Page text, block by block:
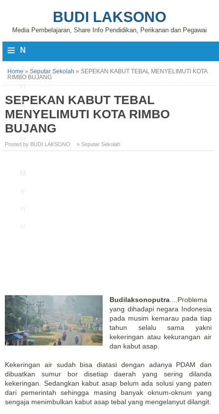
BUDI LAKSONO
Media Pembelajaran, Share Info Pendidikan, Perikanan dan Pegawai
≡ N
vi
g
a
Home » Seputar Sekolah » SEPEKAN KABUT TEBAL MENYELIMUTI KOTA
RIMBO BUJANG
SEPEKAN KABUT TEBAL
MENYELIMUTI KOTA RIMBO
BUJANG
Posted by BUDI LAKSONO » Seputar Sekolah
Budilaksonoputra ....Problema
yang dihadapi negara Indonesia
pada musim kemarau pada tiap
tahun selalu sama yakni
kekeringan atau kekurangan air
dan kabut asap.
Kekeringan air sudah bisa diatasi dengan adanya PDAM dan
dibuatkan sumur bor disetiap daerah yang sering dilanda
kekeringan. Sedangkan kabut asap belum ada solusi yang paten
dari pemerintah sehingga masing banyak oknum-oknum yang
sengaja menimbulkan kabut asap tebal yang mengelanyut dilangit.